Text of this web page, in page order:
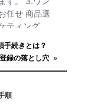
手続きとは？
録の落とし穴 »
順